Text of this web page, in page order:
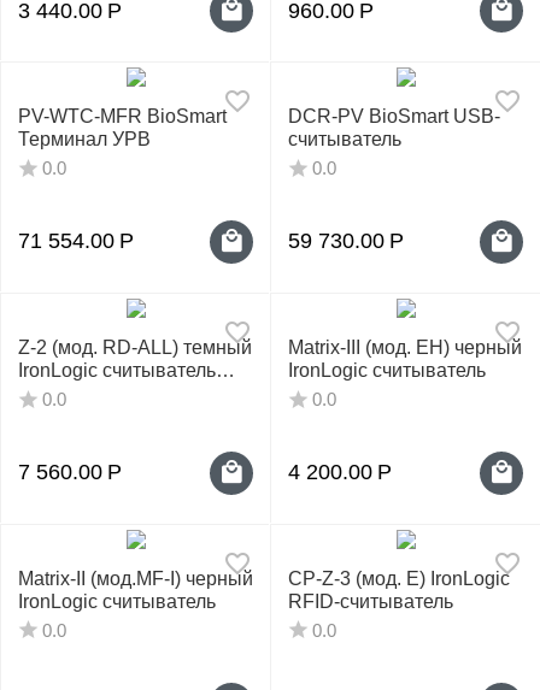
3 440.00 Р 960.00 Р
PV-WTC-MFR BioSmart
Терминал УРВ
0.0
71 554.00 Р
DCR-PV BioSmart USB-
считыватель
0.0
59 730.00 Р
Z-2 (мод. RD-ALL) темный
IronLogic считыватель
настольный
0.0
7 560.00 Р
Matrix-III (мод. EH) черный
IronLogic считыватель
0.0
4 200.00 Р
Matrix-II (мод.MF-I) черный
IronLogic считыватель
0.0
CP-Z-3 (мод. E) IronLogic
RFID-считыватель
0.0